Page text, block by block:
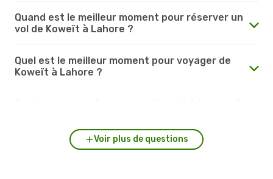
Quand est le meilleur moment pour réserver un
vol de Koweït à Lahore ?
Quel est le meilleur moment pour voyager de
Koweït à Lahore ?
Voir plus de questions